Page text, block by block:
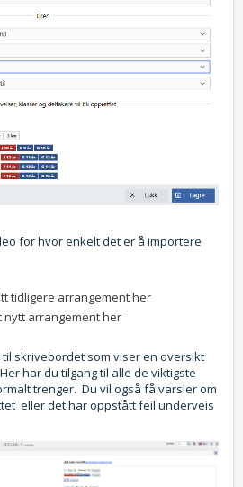
for hvor enkelt det er å importere
tidligere arrangement her
nytt arrangement her
skrivebordet som viser en oversikt
har du tilgang til alle de viktigste
trenger. Du vil også få varsler om
eller det har oppstått feil underveis